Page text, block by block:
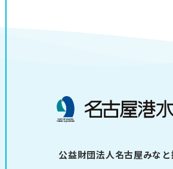
公益財団法人名古屋みな